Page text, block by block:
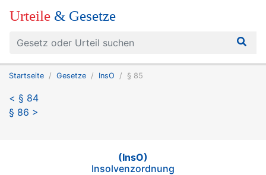
Urteile & Gesetze
Startseite Gesetze InsO § 85
< § 84
§ 86 >
(InsO)
Insolvenzordnung